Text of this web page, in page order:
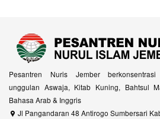
Pesantren Nuris Jember
unggulan Aswaja, Kitab Kuning, Bahtsul
Bahasa Arab & Inggris
Jl Pangandaran 48 Antirogo Sumbersari